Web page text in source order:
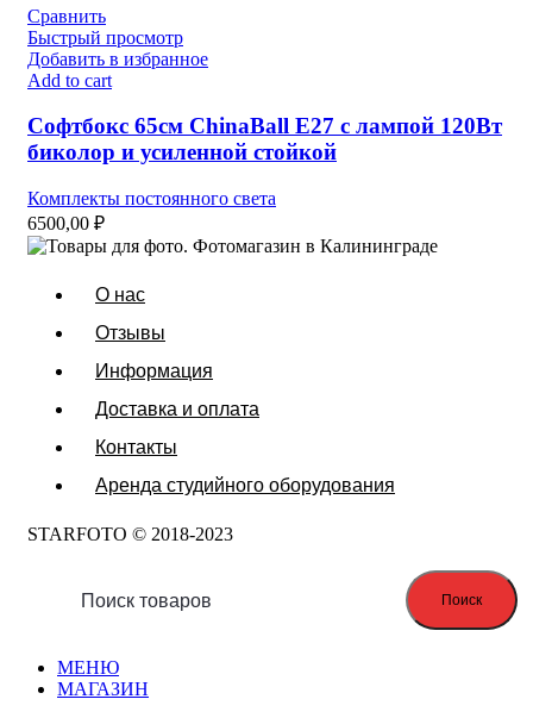
Сравнить
Быстрый просмотр
Добавить в избранное
Add to cart
Софтбокс 65см ChinaBall E27 c лампой 120Вт
биколор и усиленной стойкой
Комплекты постоянного света
6500,00 ₽
О нас
Отзывы
Информация
Доставка и оплата
Контакты
Аренда студийного оборудования
STARFOTO © 2018-2023
Поиск
МЕНЮ
МАГАЗИН